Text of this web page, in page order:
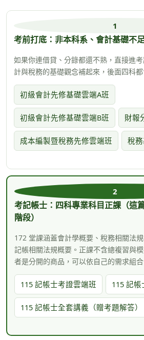
1
考前打底：非本科系、會計基礎不
如果你連借貸、分錄都還不熟，直接進
計與稅務的基礎觀念補起來，後面四科都
初級會計先修基礎雲端A班
初級會計先修基礎雲端B班 財報
成本編製暨稅務先修雲端班 稅
2
考記帳士：四科專業科目正課（這
階段）
172 堂課涵蓋會計學概要、稅務相關法
記帳相關法規概要。正課不含總複習與
者是分開的商品，可以依自己的需求組合
115 記帳士考證雲端班 115 記
115 記帳士全套講義（贈考題解答）